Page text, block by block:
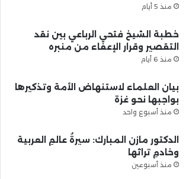
منذ 5 أيام
خطبة الشيخ فتحي الرباعي بين نقد
التقصير وقرار الإعفاء من منبره
منذ 6 أيام
بيان العلماء لاستنهاض الأمة وتذكيرها
بواجبها نحو غزة
منذ أسبوع واحد
الدكتور مازن المبارك: سيرةُ عالمِ العربية
وخادمِ تراثها
منذ أسبوعين